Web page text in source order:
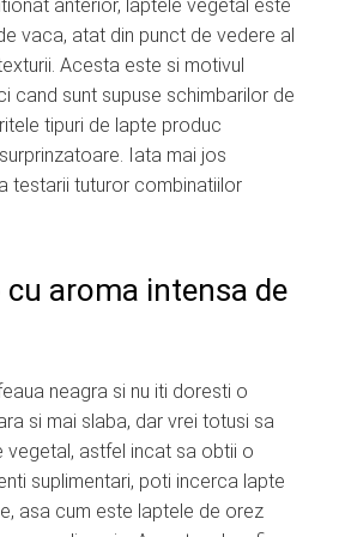
anterior, laptele vegetal este
vaca, atat din punct de vedere al
Acesta este si motivul
cand sunt supuse schimbarilor de
tipuri de lapte produc
Iata mai jos
testarii tuturor combinatiilor
cu aroma intensa de
neagra si nu iti doresti o
si mai slaba, dar vrei totusi sa
vegetal, astfel incat sa obtii o
suplimentari, poti incerca lapte
asa cum este laptele de orez